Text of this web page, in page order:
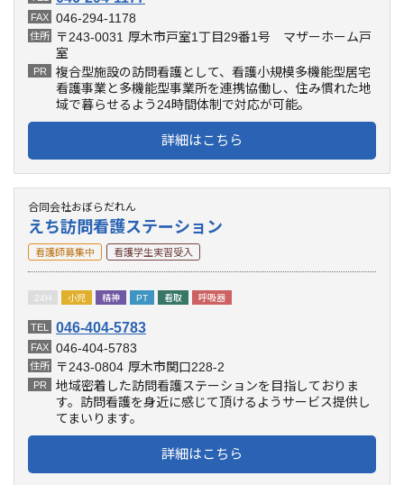
FAX 046-294-1178
住所 〒243-0031 厚木市戸室1丁目29番1号 マザーホーム戸
室
PR
複合型施設の訪問看護として、看護小規模多機能型居宅
看護事業と多機能型事業所を連携協働し、住み慣れた地
域で暮らせるよう24時間体制で対応が可能。
詳細はこちら
合同会社おぼらだれん
えち訪問看護ステーション
看護師募集中 看護学生実習受入
24H 小児 精神 PT 看取 呼吸器
TEL 046-404-5783
FAX 046-404-5783
住所 〒243-0804 厚木市関口228-2
PR
地域密着した訪問看護ステーションを目指しておりま
す。訪問看護を身近に感じて頂けるようサービス提供し
てまいります。
詳細はこちら